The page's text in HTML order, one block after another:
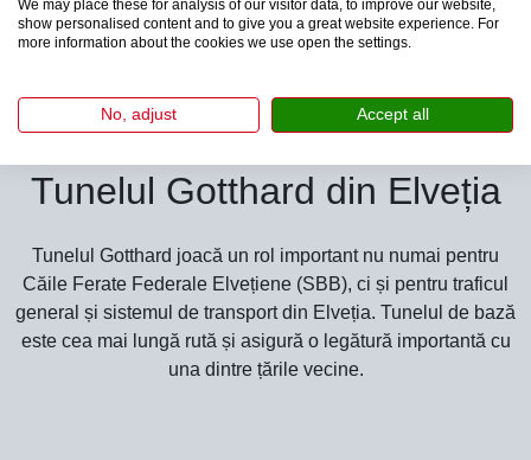
etc.).
Tunelul Gotthard din Elveția
Tunelul Gotthard joacă un rol important nu numai pentru
Căile Ferate Federale Elvețiene (SBB), ci și pentru traficul
general și sistemul de transport din Elveția. Tunelul de bază
este cea mai lungă rută și asigură o legătură importantă cu
una dintre țările vecine.
We may place these for analysis of our visitor data, to improve our website,
show personalised content and to give you a great website experience. For
more information about the cookies we use open the settings.
No, adjust Accept all